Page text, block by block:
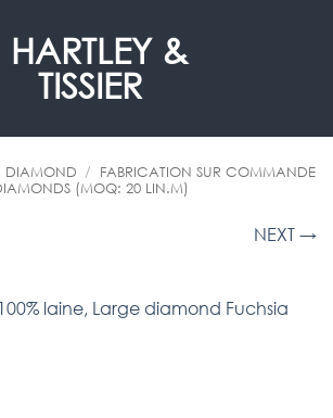
DIAMOND /
FABRICATION SUR COMMANDE
(MOQ: 20 LIN.M)
NEXT →